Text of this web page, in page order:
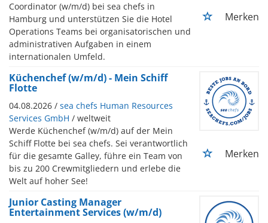
Coordinator (w/m/d) bei sea chefs in
Hamburg und unterstützen Sie die Hotel
Operations Teams bei organisatorischen und
administrativen Aufgaben in einem
internationalen Umfeld.
Merken
Küchenchef (w/m/d) - Mein Schiff
Flotte
04.08.2026 / sea chefs Human Resources
Services GmbH / weltweit
Werde Küchenchef (w/m/d) auf der Mein
Schiff Flotte bei sea chefs. Sei verantwortlich
für die gesamte Galley, führe ein Team von
bis zu 200 Crewmitgliedern und erlebe die
Welt auf hoher See!
Merken
Junior Casting Manager
Entertainment Services (w/m/d)